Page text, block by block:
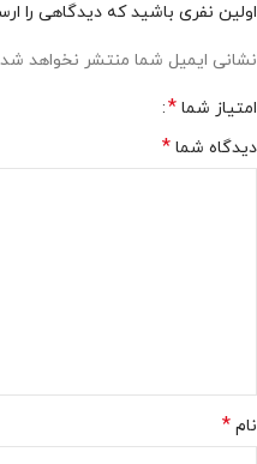
اولین نفری باشید که دیدگاهی را
نشانی ایمیل شما منتشر نخواهد
امتیاز شما *
دیدگاه شما *
نام *